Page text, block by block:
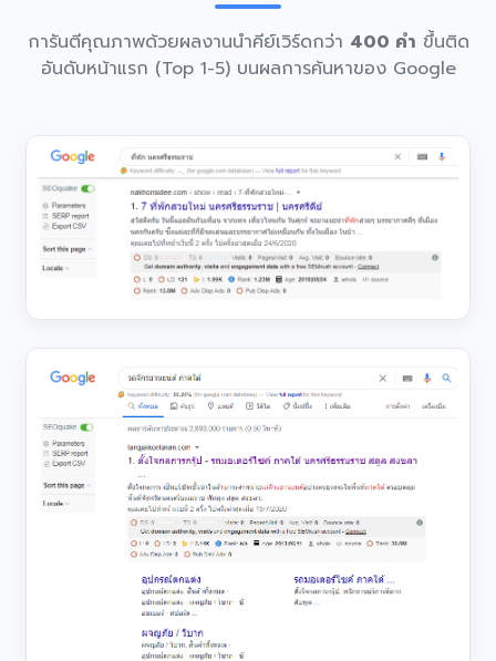
การันตีคุณภาพด้วยผลงานนำคีย์เวิร์ดกว่า 400 คำ ขึ้นติด
อันดับหน้าแรก (Top 1-5) บนผลการค้นหาของ Google